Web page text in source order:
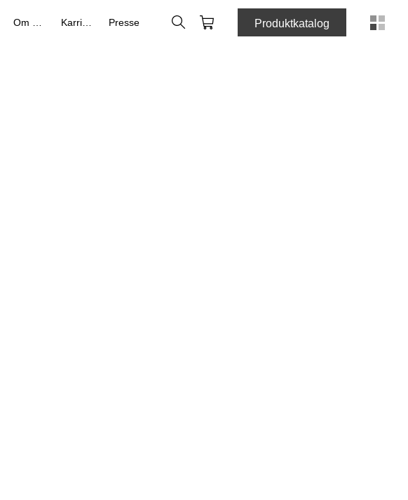
Presse Søk HandlekurvProduktkatalog